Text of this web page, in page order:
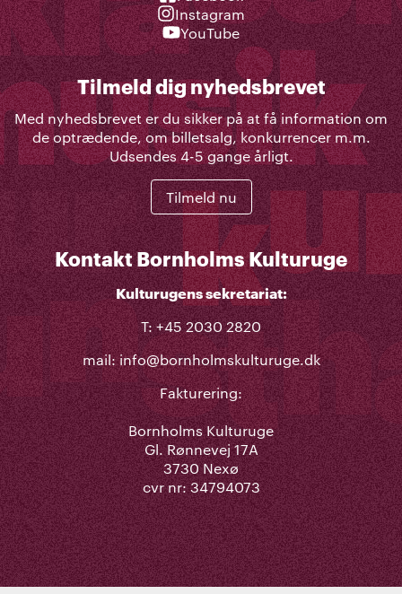
Instagram
YouTube
Tilmeld dig nyhedsbrevet
Med nyhedsbrevet er du sikker på at få information om
de optrædende, om billetsalg, konkurrencer m.m.
Udsendes 4-5 gange årligt.
Tilmeld nu
Kontakt Bornholms Kulturuge
Kulturugens sekretariat:
T: +45 2030 2820
mail:info@bornholmskulturuge.dk
Fakturering:
Bornholms Kulturuge
Gl. Rønnevej 17A
3730 Nexø
cvr nr: 34794073